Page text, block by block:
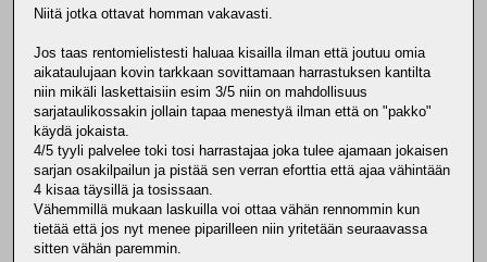
Niitä jotka ottavat homman vakavasti.
Jos taas rentomielistesti haluaa kisailla ilman että joutuu omia
aikataulujaan kovin tarkkaan sovittamaan harrastuksen kantilta
niin mikäli laskettaisiin esim 3/5 niin on mahdollisuus
sarjataulikossakin jollain tapaa menestyä ilman että on "pakko"
käydä jokaista.
4/5 tyyli palvelee toki tosi harrastajaa joka tulee ajamaan jokaisen
sarjan osakilpailun ja pistää sen verran eforttia että ajaa vähintään
4 kisaa täysillä ja tosissaan.
Vähemmillä mukaan laskuilla voi ottaa vähän rennommin kun
tietää että jos nyt menee piparilleen niin yritetään seuraavassa
sitten vähän paremmin.